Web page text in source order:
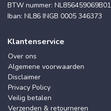
BTW nummer: NL856459069B01
Iban: NL86 INGB 0005 346373
Klantenservice
Over ons
Algemene voorwaarden
Disclaimer
Privacy Policy
Veilig betalen
Verzenden & retourneren